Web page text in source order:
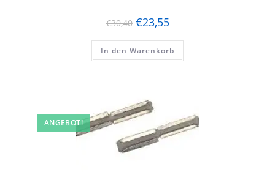
€30,40 €23,55
In den Warenkorb
ANGEBOT!